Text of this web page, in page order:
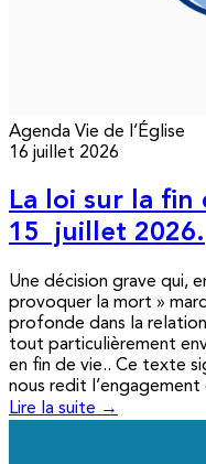
Agenda Vie de l’Église
16 juillet 2026
La loi sur la fin
15 juillet 2026.
Une décision grave qui,
provoquer la mort »
profonde dans la
tout particulièrement
en fin de vie.. Ce texte
nous redit
Lire la suite →